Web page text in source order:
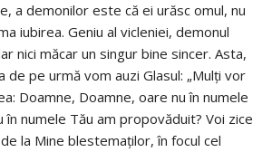
a demonilor este că ei urăsc omul, nu
iubirea. Geniu al vicleniei, demonul
nici măcar un singur bine sincer. Asta,
de pe urmă vom auzi Glasul: „Mulţi vor
Doamne, Doamne, oare nu în numele
în numele Tău am propovăduit? Voi zice
la Mine blestemaţilor, în focul cel